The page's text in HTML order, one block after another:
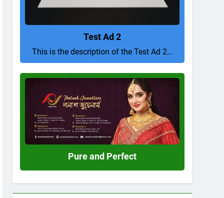
Test Ad 2
This is the description of the Test Ad 2…
Perfect
Pure and Perfect